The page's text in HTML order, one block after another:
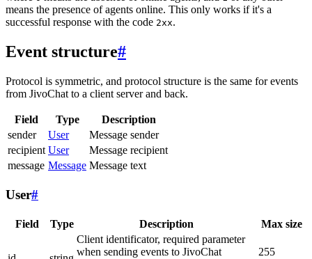
means the presence of agents online. This only works if it's a
successful response with the code 2xx.
Event structure#
Protocol is symmetric, and protocol structure is the same for events
from JivoChat to a client server and back.
Field Type
Description
sender
User
Message sender
recipient User
Message recipient
message Message Message text
User#
Field Type Description Max size
Client identificator, required parameter
when sending events to JivoChat
255